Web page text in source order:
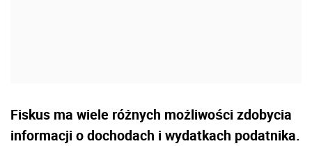
Fiskus ma wiele różnych możliwości zdobycia
informacji o dochodach i wydatkach podatnika.